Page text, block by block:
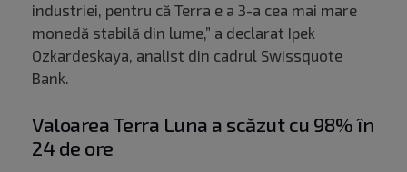
industriei, pentru că Terra e a 3-a cea mai mare
monedă stabilă din lume,” a declarat Ipek
Ozkardeskaya, analist din cadrul Swissquote
Bank.
Valoarea Terra Luna a scăzut cu 98% în
24 de ore